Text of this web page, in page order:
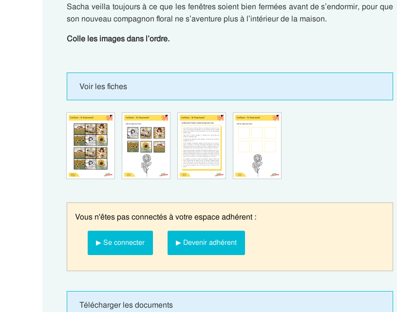
Sacha veilla toujours à ce que les fenêtres soient bien fermées avant de s’endormir, pour que
son nouveau compagnon floral ne s’aventure plus à l’intérieur de la maison.
Colle les images dans l’ordre.
Voir les fiches
Vous n'êtes pas connectés à votre espace adhérent :
▶ Se connecter ▶ Devenir adhérent
Télécharger les documents